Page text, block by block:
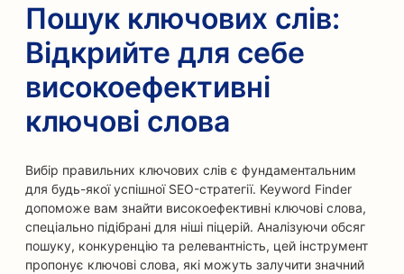
Пошук ключових слів:
Відкрийте для себе
високоефективні
ключові слова
Вибір правильних ключових слів є фундаментальним
для будь-якої успішної SEO-стратегії. Keyword Finder
допоможе вам знайти високоефективні ключові слова,
спеціально підібрані для ніші піцерій. Аналізуючи обсяг
пошуку, конкуренцію та релевантність, цей інструмент
пропонує ключові слова, які можуть залучити значний